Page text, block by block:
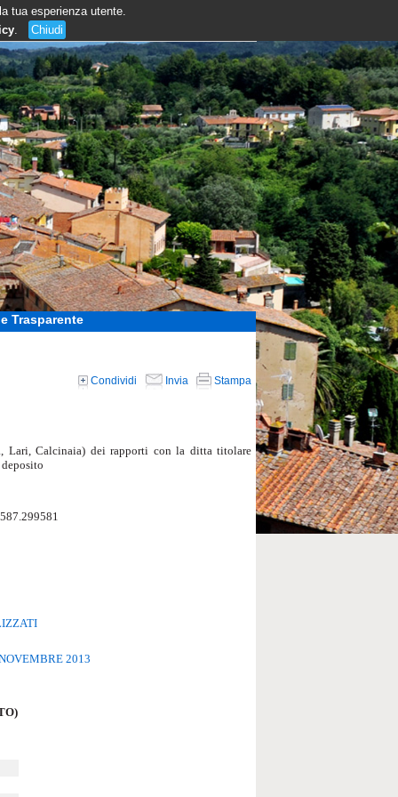
tua esperienza utente.
. Chiudi
Trasparente
Condividi Invia Stampa
Lari, Calcinaia) dei rapporti con la ditta titolare
2013